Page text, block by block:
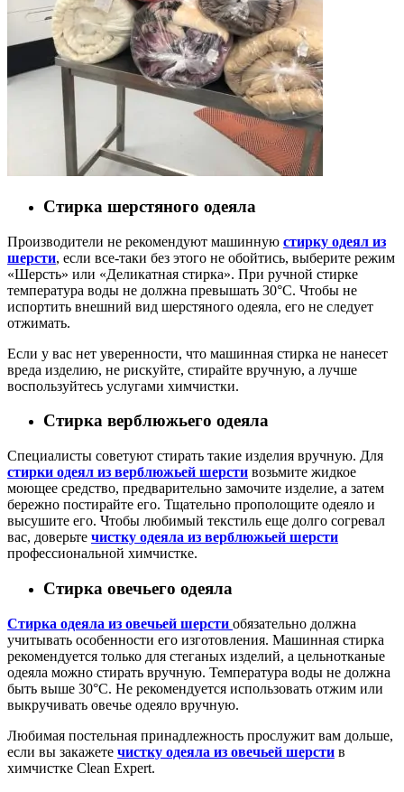
Стирка шерстяного одеяла
Производители не рекомендуют машинную стирку одеял из
шерсти, если все-таки без этого не обойтись, выберите режим
«Шерсть» или «Деликатная стирка». При ручной стирке
температура воды не должна превышать 30°C. Чтобы не
испортить внешний вид шерстяного одеяла, его не следует
отжимать.
Если у вас нет уверенности, что машинная стирка не нанесет
вреда изделию, не рискуйте, стирайте вручную, а лучше
воспользуйтесь услугами химчистки.
Стирка верблюжьего одеяла
Специалисты советуют стирать такие изделия вручную. Для
стирки одеял из верблюжьей шерсти возьмите жидкое
моющее средство, предварительно замочите изделие, а затем
бережно постирайте его. Тщательно прополощите одеяло и
высушите его. Чтобы любимый текстиль еще долго согревал
вас, доверьте чистку одеяла из верблюжьей шерсти
профессиональной химчистке.
Стирка овечьего одеяла
Стирка одеяла из овечьей шерсти обязательно должна
учитывать особенности его изготовления. Машинная стирка
рекомендуется только для стеганых изделий, а цельнотканые
одеяла можно стирать вручную. Температура воды не должна
быть выше 30°C. Не рекомендуется использовать отжим или
выкручивать овечье одеяло вручную.
Любимая постельная принадлежность прослужит вам дольше,
если вы закажете чистку одеяла из овечьей шерсти в
химчистке Clean Expert.